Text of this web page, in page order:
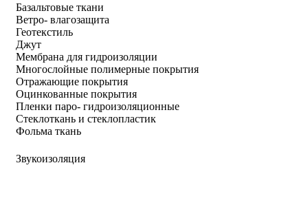
Базальтовые ткани
Ветро- влагозащита
Геотекстиль
Джут
Мембрана для гидроизоляции
Многослойные полимерные покрытия
Отражающие покрытия
Оцинкованные покрытия
Пленки паро- гидроизоляционные
Стеклоткань и стеклопластик
Фольма ткань
Звукоизоляция